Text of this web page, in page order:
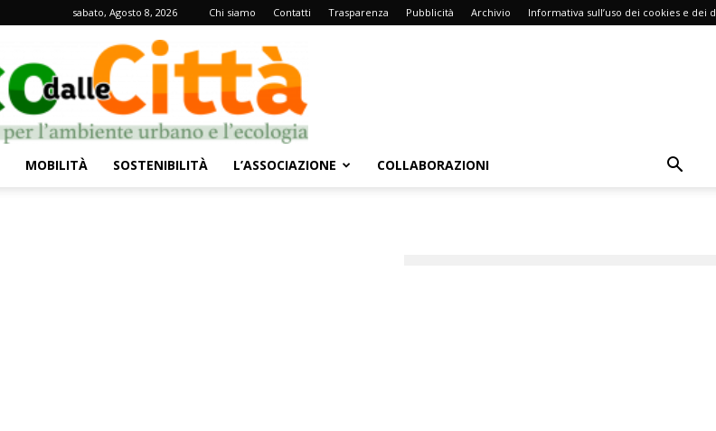
sabato, Agosto 8, 2026 Chi siamo Contatti Trasparenza Pubblicità Archivio Informativa sull’uso dei cookies e dei
MOBILITÀ SOSTENIBILITÀ L’ASSOCIAZIONE COLLABORAZIONI